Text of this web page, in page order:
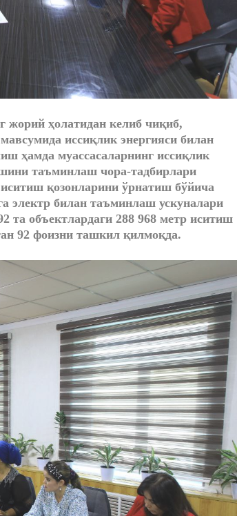
жорий ҳолатидан келиб чиқиб,
иссиқлик энергияси билан
ҳамда муассасаларнинг иссиқлик
таъминлаш чора-тадбирлари
қозонларини ўрнатиш бўйича
электр билан таъминлаш ускуналари
та объектлардаги 288 968 метр иситиш
92 фоизни ташкил қилмоқда.